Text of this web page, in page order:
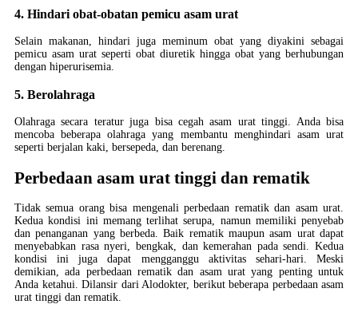
4. Hindari obat-obatan pemicu asam urat
Selain makanan, hindari juga meminum obat yang diyakini sebagai
pemicu asam urat seperti obat diuretik hingga obat yang berhubungan
dengan hiperurisemia.
5. Berolahraga
Olahraga secara teratur juga bisa cegah asam urat tinggi. Anda bisa
mencoba beberapa olahraga yang membantu menghindari asam urat
seperti berjalan kaki, bersepeda, dan berenang.
Perbedaan asam urat tinggi dan rematik
Tidak semua orang bisa mengenali perbedaan rematik dan asam urat.
Kedua kondisi ini memang terlihat serupa, namun memiliki penyebab
dan penanganan yang berbeda. Baik rematik maupun asam urat dapat
menyebabkan rasa nyeri, bengkak, dan kemerahan pada sendi. Kedua
kondisi ini juga dapat mengganggu aktivitas sehari-hari. Meski
demikian, ada perbedaan rematik dan asam urat yang penting untuk
Anda ketahui. Dilansir dari Alodokter, berikut beberapa perbedaan asam
urat tinggi dan rematik.